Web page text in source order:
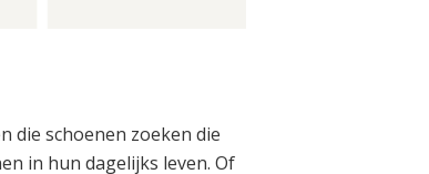
die schoenen zoeken die
in hun dagelijks leven. Of